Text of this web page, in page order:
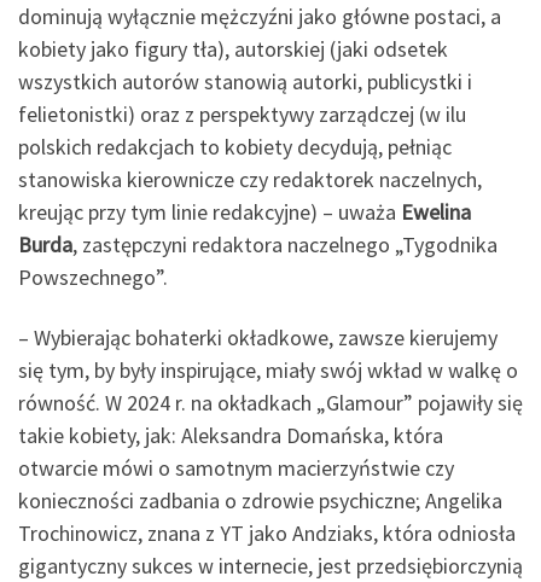
dominują wyłącznie mężczyźni jako główne postaci, a
kobiety jako figury tła), autorskiej (jaki odsetek
wszystkich autorów stanowią autorki, publicystki i
felietonistki) oraz z perspektywy zarządczej (w ilu
polskich redakcjach to kobiety decydują, pełniąc
stanowiska kierownicze czy redaktorek naczelnych,
kreując przy tym linie redakcyjne) – uważa Ewelina
Burda, zastępczyni redaktora naczelnego „Tygodnika
Powszechnego”.
– Wybierając bohaterki okładkowe, zawsze kierujemy
się tym, by były inspirujące, miały swój wkład w walkę o
równość. W 2024 r. na okładkach „Glamour” pojawiły się
takie kobiety, jak: Aleksandra Domańska, która
otwarcie mówi o samotnym macierzyństwie czy
konieczności zadbania o zdrowie psychiczne; Angelika
Trochinowicz, znana z YT jako Andziaks, która odniosła
gigantyczny sukces w internecie, jest przedsiębiorczynią